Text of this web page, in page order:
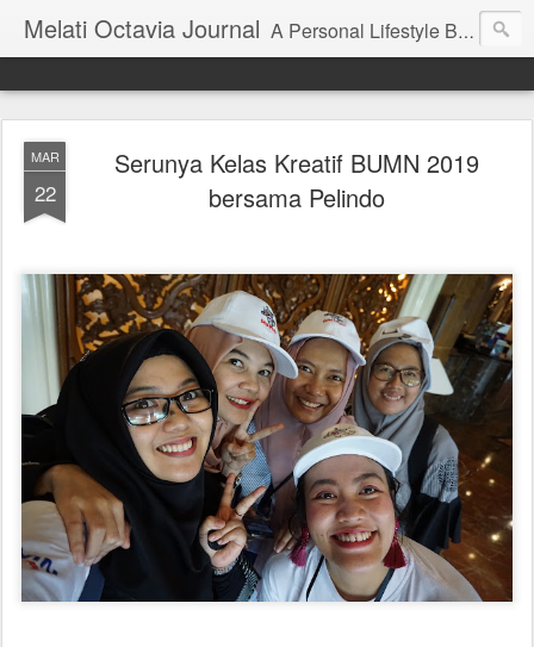
Melati Octavia Journal A Personal Lifestyle Blog | Blog Pengembangan Diri, Finansial, Traveling, dan Pendidikan
MAR
22
Serunya Kelas Kreatif BUMN 2019
bersama Pelindo